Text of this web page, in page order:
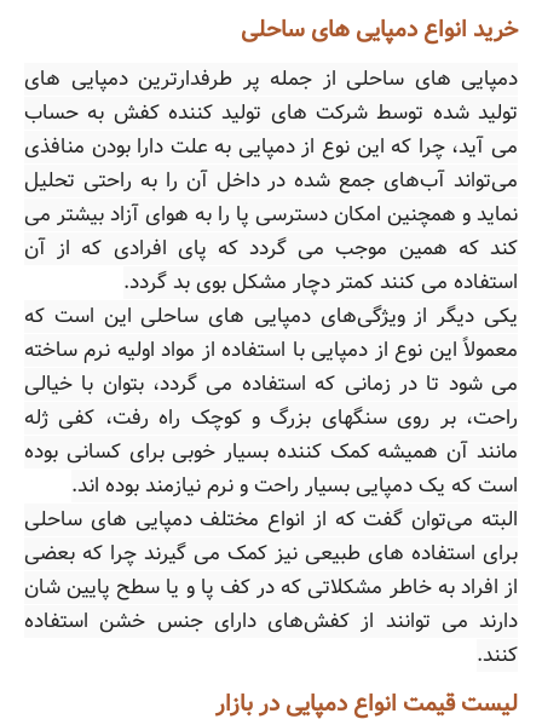
خرید انواع دمپایی های ساحلی
دمپایی های ساحلی از جمله پر طرفدارترین دمپایی های
تولید شده توسط شرکت های تولید کننده کفش به حساب
می آید، چرا که این نوع از دمپایی به علت دارا بودن منافذی
می‌تواند آب‌های جمع شده در داخل آن را به راحتی تحلیل
نماید و همچنین امکان دسترسی پا را به هوای آزاد بیشتر می
کند که همین موجب می گردد که پای افرادی که از آن
استفاده می کنند کمتر دچار مشکل بوی بد گردد.
یکی دیگر از ویژگی‌های دمپایی های ساحلی این است که
معمولاً این نوع از دمپایی با استفاده از مواد اولیه نرم ساخته
می شود تا در زمانی که استفاده می گردد، بتوان با خیالی
راحت، بر روی سنگهای بزرگ و کوچک راه رفت، کفی ژله
مانند آن همیشه کمک کننده بسیار خوبی برای کسانی بوده
است که یک دمپایی بسیار راحت و نرم نیازمند بوده اند.
البته می‌توان گفت که از انواع مختلف دمپایی های ساحلی
برای استفاده های طبیعی نیز کمک می گیرند چرا که بعضی
از افراد به خاطر مشکلاتی که در کف پا و یا سطح پایین شان
دارند می توانند از کفش‌های دارای جنس خشن استفاده
کنند.
لیست قیمت انواع دمپایی در بازار